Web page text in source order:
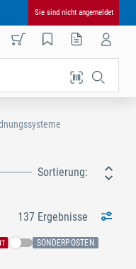
Sie sind nicht angemeldet
Sortierung:
137 Ergebnisse
SONDERPOSTEN